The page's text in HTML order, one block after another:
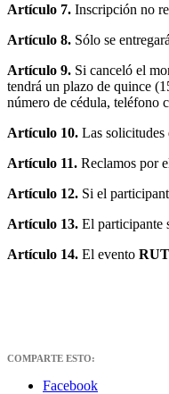
Artículo 7. Inscripción no
Artículo 8. Sólo se
Artículo 9. Si canceló el
tendrá un plazo de quince
número de cédula, teléfono
Artículo 10. Las solicitudes
Artículo 11. Reclamos por
Artículo 12. Si el
Artículo 13. El participante
Artículo 14. El evento
COMPARTE ESTO:
Facebook